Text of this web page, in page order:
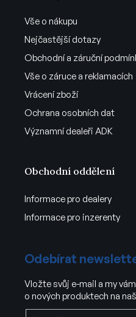
Vše o nákupu
Nejčastější dotazy
Obchodní a záruční
Vše o záruce a reklamacích
Vrácení zboží
Ochrana osobních dat
Významní dealeři ADK
Obchodní oddělení
Informace pro dealery
Informace pro inzerenty
Odebírat
Vložte svůj e-mail a my
o nových produktech na